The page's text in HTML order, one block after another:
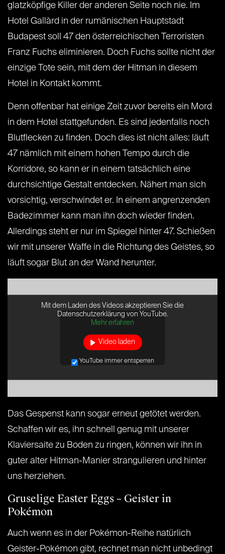
glatzköpfige Killer der anderen Seite noch nie. Im
Hotel Gallàrd in der rumänischen Hauptstadt
Budapest soll 47 den österreichischen Terroristen
Franz Fuchs eliminieren. Doch Fuchs sollte nicht der
einzige Tote sein, mit dem der Hitman in diesem
Hotel in Kontakt kommt.
Denn offenbar hat einige Zeit zuvor bereits ein Mord
in dem Hotel stattgefunden. Es sind jedenfalls noch
Blutflecken zu finden. Doch dies ist nicht alles: läuft
47 nämlich mit einem hohen Tempo durch die
Korridore, so kann er in einem tatsächlich eine
durchsichtige Gestalt entdecken. Nähert man sich
vorsichtig, verschwindet er. In einem angrenzenden
Badezimmer kann man ihn doch wieder finden.
Allerdings steht er nur im Spiegel hinter 47. Schießen
wir mit unserer Waffe in die Richtung des Geistes, so
läuft sogar Blut an der Wand herunter.
Mit dem Laden des Videos akzeptieren Sie die
Datenschutzerklärung von YouTube.
Mehr erfahren
Video laden
YouTube immer entsperren
Das Gespenst kann sogar erneut getötet werden.
Schaffen wir es, ihn schnell genug mit unserer
Klaviersaite zu Boden zu ringen, können wir ihn in
guter alter Hitman-Manier strangulieren und hinter
uns herziehen.
Gruselige Easter Eggs – Geister in
Pokémon
Auch wenn es in der Pokémon-Reihe natürlich
Geister-Pokémon gibt, rechnet man nicht unbedingt